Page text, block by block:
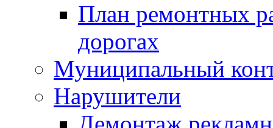
План ремонтных
дорогах
Муниципальный
Нарушители